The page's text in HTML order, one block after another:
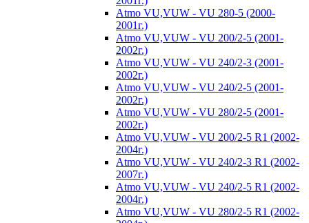
Atmo VU,VUW - VU 280-5 (2000-
2001г.)
Atmo VU,VUW - VU 200/2-5 (2001-
2002г.)
Atmo VU,VUW - VU 240/2-3 (2001-
2002г.)
Atmo VU,VUW - VU 240/2-5 (2001-
2002г.)
Atmo VU,VUW - VU 280/2-5 (2001-
2002г.)
Atmo VU,VUW - VU 200/2-5 R1 (2002-
2004г.)
Atmo VU,VUW - VU 240/2-3 R1 (2002-
2007г.)
Atmo VU,VUW - VU 240/2-5 R1 (2002-
2004г.)
Atmo VU,VUW - VU 280/2-5 R1 (2002-